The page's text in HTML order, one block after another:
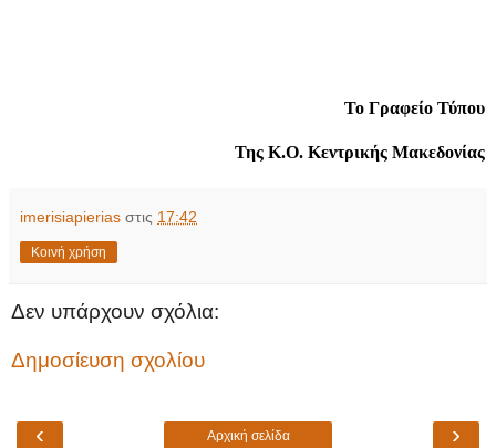
Το Γραφείο Τύπου
Της Κ.Ο. Κεντρικής Μακεδονίας
imerisiapierias στις 17:42
Κοινή χρήση
Δεν υπάρχουν σχόλια:
Δημοσίευση σχολίου
‹ ›
Αρχική σελίδα